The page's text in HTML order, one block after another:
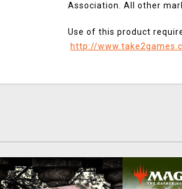
Association. All other
Use of this product
http://